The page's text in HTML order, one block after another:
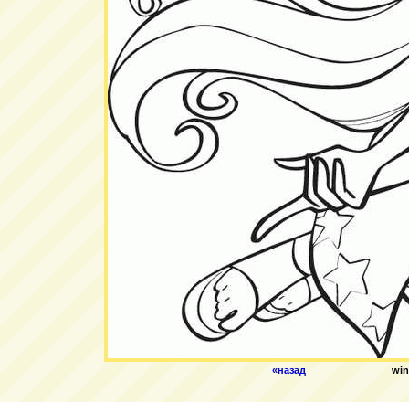
«назад